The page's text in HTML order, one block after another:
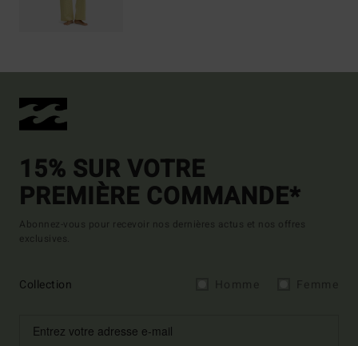
15% SUR VOTRE
PREMIÈRE COMMANDE*
Abonnez-vous pour recevoir nos dernières actus et nos offres
exclusives.
Collection